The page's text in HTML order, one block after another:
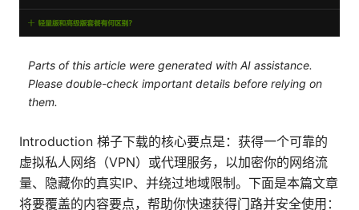
Parts of this article were generated with AI assistance.
Please double-check important details before relying on
them.
Introduction 梯子下载的核心要点是：获得一个可靠的
虚拟私人网络（VPN）或代理服务，以加密你的网络流
量、隐藏你的真实IP、并绕过地域限制。下面是本篇文章
将要覆盖的内容要点，帮助你快速获得门路并安全使用：